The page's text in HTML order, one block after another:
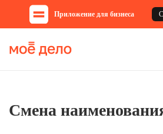
Приложение для бизнеса
Смена